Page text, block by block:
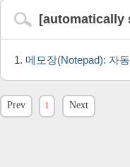
[automatically
메모장(Notepad): 자
Prev 1 Next